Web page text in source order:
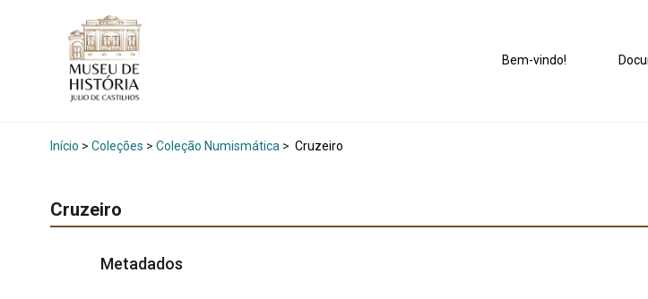
Bem-vindo!
Início > Coleções > Coleção Numismática > Cruzeiro
Cruzeiro
Metadados